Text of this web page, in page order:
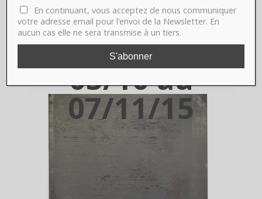
Nathalie
Obadia, du
03/10 au
07/11/15
En continuant, vous acceptez de nous communiquer
votre adresse email pour l’envoi de la Newsletter. En
aucun cas elle ne sera transmise à un tiers.